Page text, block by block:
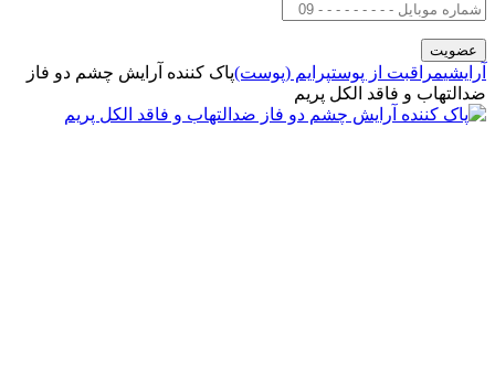
آرایشیمراقبت از پوستپرایم (پوست)پاک کننده آرایش چشم دو فاز
ضدالتهاب و فاقد الکل پریم